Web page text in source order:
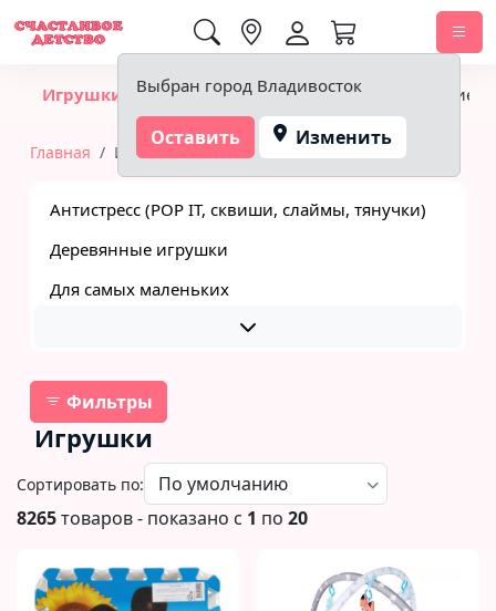
Выбран город Владивосток
Оставить Изменить
Игрушки Детское питание Подгузники, гигиена
Главная Игрушки
Антистресс (POP IT, сквиши, слаймы, тянучки)
Деревянные игрушки
Для самых маленьких
Фильтры
Игрушки
Сортировать по:
8265товаров - показано с 1 по 20